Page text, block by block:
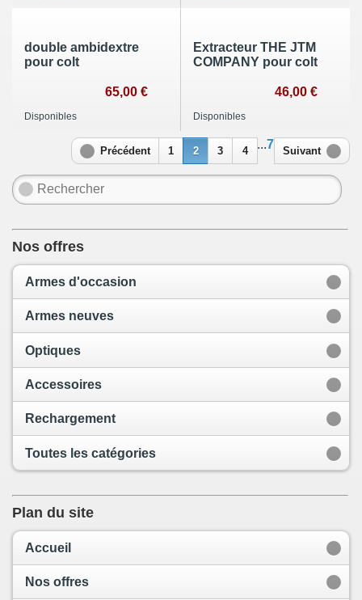
double ambidextre
pour colt
65,00 €
Disponibles
Extracteur THE JTM
COMPANY pour colt
46,00 €
Disponibles
Précédent 1 2 3 4
...7
Suivant
Nos offres
Armes d'occasion
Armes neuves
Optiques
Accessoires
Rechargement
Toutes les catégories
Plan du site
Accueil
Nos offres